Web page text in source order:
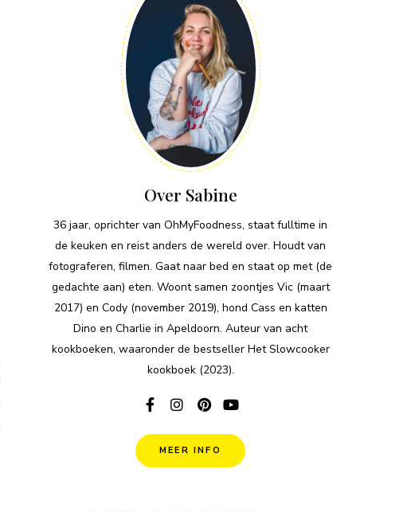
Over Sabine
36 jaar, oprichter van OhMyFoodness, staat fulltime in
de keuken en reist anders de wereld over. Houdt van
fotograferen, filmen. Gaat naar bed en staat op met (de
gedachte aan) eten. Woont samen zoontjes Vic (maart
2017) en Cody (november 2019), hond Cass en katten
Dino en Charlie in Apeldoorn. Auteur van acht
kookboeken, waaronder de bestseller Het Slowcooker
kookboek (2023).
MEER INFO